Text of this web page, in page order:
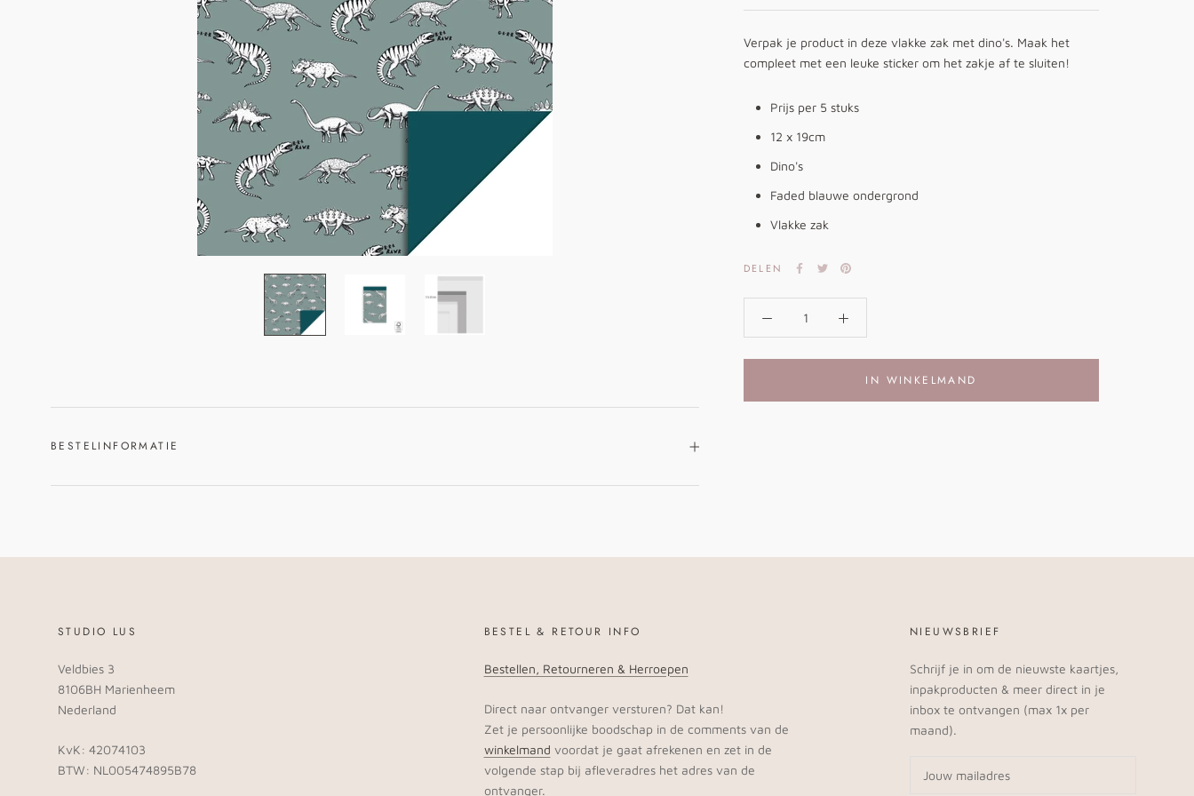
Verpak je product in deze vlakke zak met dino's. Maak het
compleet met een leuke sticker om het zakje af te sluiten!
Prijs per 5 stuks
12 x 19cm
Dino's
Faded blauwe ondergrond
Vlakke zak
DELEN
IN WINKELMAND
BESTELINFORMATIE
STUDIO LUS
Veldbies 3
8106BH Marienheem
Nederland
KvK: 42074103
BTW: NL005474895B78
BESTEL & RETOUR INFO
Bestellen, Retourneren & Herroepen
Direct naar ontvanger versturen? Dat kan!
Zet je persoonlijke boodschap in de comments van de
winkelmand voordat je gaat afrekenen en zet in de
volgende stap bij afleveradres het adres van de
ontvanger.
NIEUWSBRIEF
Schrijf je in om de nieuwste kaartjes,
inpakproducten & meer direct in je
inbox te ontvangen (max 1x per
maand).